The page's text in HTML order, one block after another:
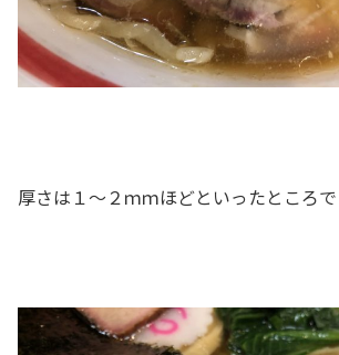
厚さは１～２ｍｍほどといったところで